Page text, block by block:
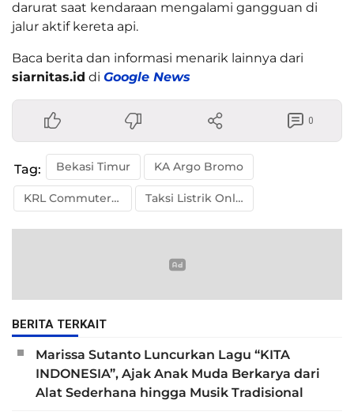
darurat saat kendaraan mengalami gangguan di
jalur aktif kereta api.
Baca berita dan informasi menarik lainnya dari
siarnitas.id di Google News
0
Tag: Bekasi Timur KA Argo Bromo
KRL Commuter Line Taksi Listrik Online
BERITA TERKAIT
Marissa Sutanto Luncurkan Lagu “KITA
INDONESIA”, Ajak Anak Muda Berkarya dari
Alat Sederhana hingga Musik Tradisional